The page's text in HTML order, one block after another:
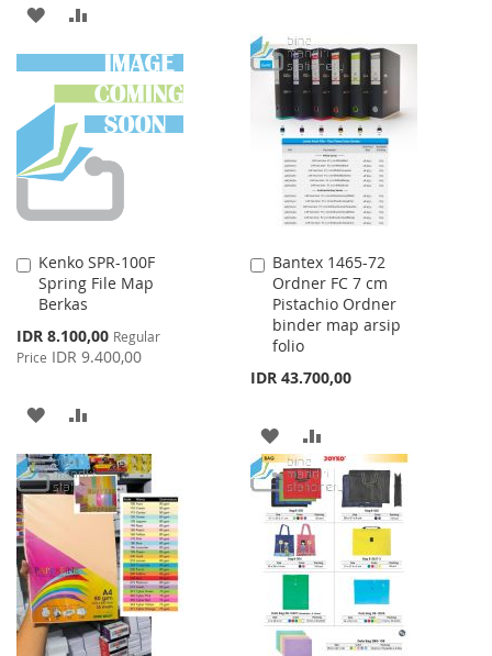
ADD
TO
WISH
LIST
TO
COMPARE
WISH
LIST
COMPARE
Kenko SPR-100F
Spring File Map
Berkas
Special
Price
IDR 8.100,00 Regular
Price IDR 9.400,00
Add
to
Cart
ADD
TO
WISH
TO
COMPARE
Bantex 1465-72
Ordner FC 7 cm
Pistachio Ordner
binder map arsip
folio
IDR 43.700,00
Add
to
Cart
ADD
TO
WISH
LIST
TO
COMPARE